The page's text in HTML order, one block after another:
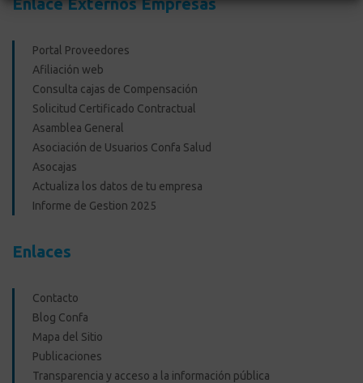
Portal Proveedores
Afiliación web
Consulta cajas de Compensación
Solicitud Certificado Contractual
Asamblea General
Asociación de Usuarios Confa Salud
Asocajas
Actualiza los datos de tu empresa
Informe de Gestion 2025
Enlaces
Contacto
Blog Confa
Mapa del Sitio
Publicaciones
Transparencia y acceso a la información pública